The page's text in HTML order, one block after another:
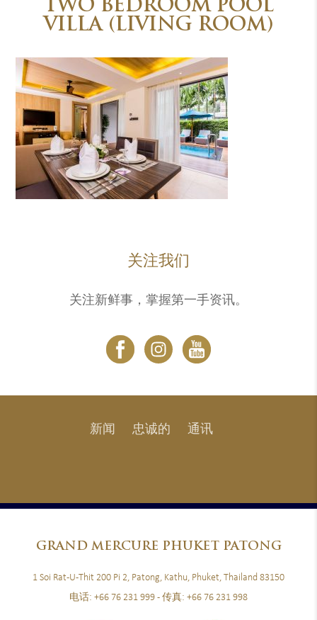
TWO BEDROOM POOL
VILLA (LIVING ROOM)
关注我们
关注新鲜事，掌握第一手资讯。
新闻 忠诚的 通讯
GRANDMERCURE PHUKET PATONG
1 Soi Rat-U-Thit 200 Pi 2, Patong, Kathu, Phuket, Thailand 83150
电话: +66 76 231 999 - 传真: +66 76 231 998